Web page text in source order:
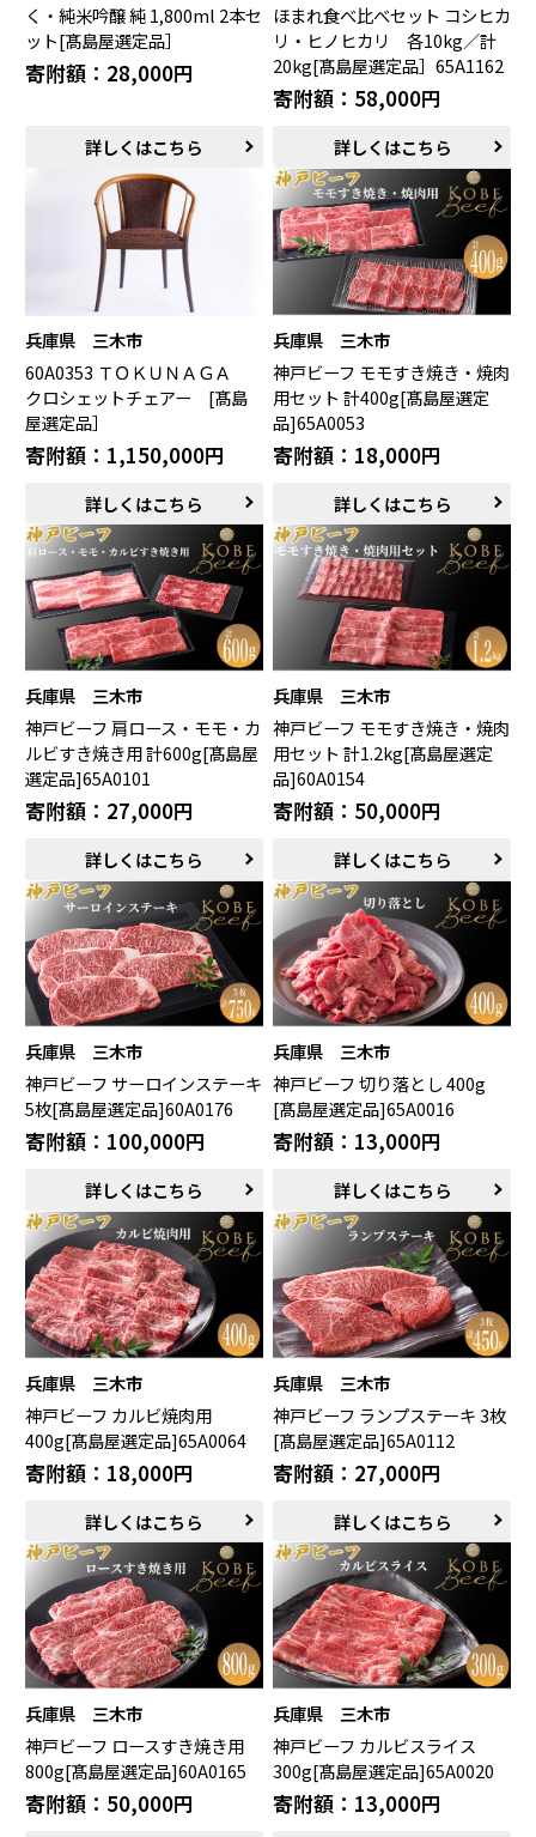
く・純米吟醸 純 1,800ml 2本セ
ット[髙島屋選定品］
寄附額：28,000円
詳しくはこちら
ほまれ食べ比べセット コシヒカ
リ・ヒノヒカリ 各10kg／計
20kg[髙島屋選定品］65A1162
寄附額：58,000円
詳しくはこちら
兵庫県 三木市
60A0353 ＴＯＫＵＮＡＧＡ
クロシェットチェアー [髙島
屋選定品］
寄附額：1,150,000円
詳しくはこちら
兵庫県 三木市
神戸ビーフ モモすき焼き・焼肉
用セット 計400g[髙島屋選定
品]65A0053
寄附額：18,000円
詳しくはこちら
兵庫県 三木市
神戸ビーフ 肩ロース・モモ・カ
ルビすき焼き用 計600g[髙島屋
選定品]65A0101
寄附額：27,000円
詳しくはこちら
兵庫県 三木市
神戸ビーフ モモすき焼き・焼肉
用セット 計1.2kg[髙島屋選定
品]60A0154
寄附額：50,000円
詳しくはこちら
兵庫県 三木市
神戸ビーフ サーロインステーキ
5枚[髙島屋選定品]60A0176
寄附額：100,000円
詳しくはこちら
兵庫県 三木市
神戸ビーフ 切り落とし 400g
[髙島屋選定品]65A0016
寄附額：13,000円
詳しくはこちら
兵庫県 三木市
神戸ビーフ カルビ焼肉用
400g[髙島屋選定品]65A0064
寄附額：18,000円
詳しくはこちら
兵庫県 三木市
神戸ビーフ ランプステーキ 3枚
[髙島屋選定品]65A0112
寄附額：27,000円
詳しくはこちら
兵庫県 三木市
神戸ビーフ ロースすき焼き用
800g[髙島屋選定品]60A0165
寄附額：50,000円
兵庫県 三木市
神戸ビーフ カルビスライス
300g[髙島屋選定品]65A0020
寄附額：13,000円